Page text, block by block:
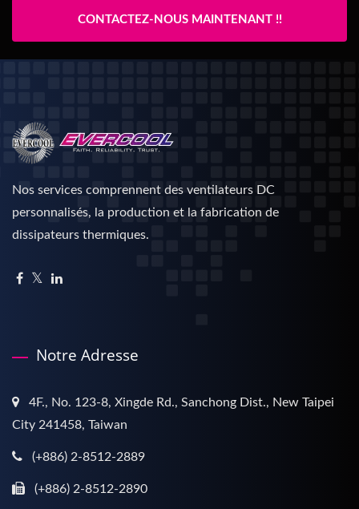
CONTACTEZ-NOUS MAINTENANT !!
Nos services comprennent des ventilateurs DC
personnalisés, la production et la fabrication de
dissipateurs thermiques.
Notre Adresse
4F., No. 123-8, Xingde Rd., Sanchong Dist., New Taipei
City 241458, Taiwan
(+886) 2-8512-2889
(+886) 2-8512-2890